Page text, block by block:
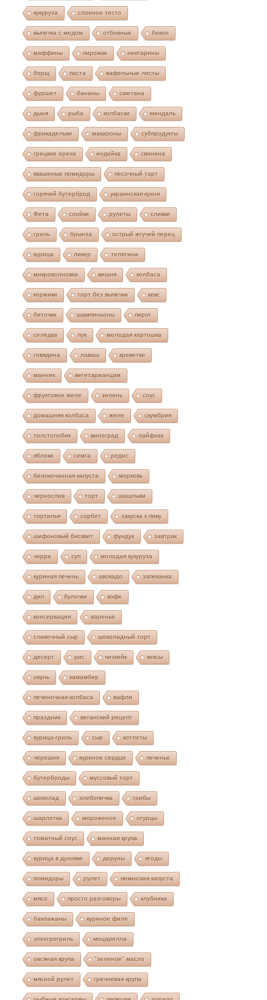
кукуруза слоеное тесто
выпечка с медом отбивные бекон
маффины пирожки нектарины
борщ паста вафельные листы
фуршет бананы сметана
дыня рыба колбаски миндаль
фрикадельки макароны субпродукты
грецкие орехи индейка свинина
квашеные помидоры песочный тарт
горячий бутерброд украинская кухня
Фета слойки рулеты сливки
гриль брынза острый жгучий перец
курица ликер телятина
микроволновка вишня колбаса
коржики торт без выпечки кекс
биточки шампиньоны пирог
селедка лук молодая картошка
говядина лаваш креветки
манник вегетарианцам
фруктовое желе зелень соус
домашняя колбаса желе скумбрия
толстолобик виноград лайфхак
яблоки семга редис
белокочанная капуста морковь
чернослив торт шашлыки
тортилья сорбет закуска к пиву
шифоновый бисквит фундук завтрак
черри суп молодая кукуруза
куриная печень авокадо запеканка
дип булочки кофе
консервация варенье
сливочный сыр шоколадный торт
десерт рис чизкейк кексы
окунь камамбер
печеночная колбаса вафли
праздник веганский рецепт
курица-гриль сыр котлеты
черешня куриное сердце печенье
бутерброды муссовый торт
шоколад хлебопечка грибы
шарлотка мороженое огурцы
томатный соус манная крупа
курица в духовке деруны ягоды
помидоры рулет пекинская капуста
мясо просто разговоры клубника
баклажаны куриное филе
электрогриль моцарелла
овсяная крупа "зеленое" масло
мясной рулет гречневая крупа